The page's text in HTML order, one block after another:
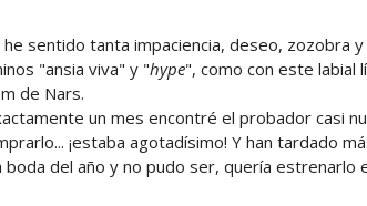
he sentido tanta impaciencia, deseo, zozobra
"ansia viva" y "hype", como con este labial
de Nars.
un mes encontré el probador casi
¡estaba agotadísimo! Y han tardado
del año y no pudo ser, quería estrenarlo